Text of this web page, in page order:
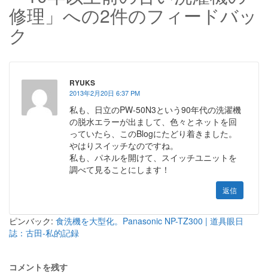
修理」への2件のフィードバッ
ク
RYUKS
2013年2月20日 6:37 PM
私も、日立のPW-50N3という90年代の洗濯機
の脱水エラーが出まして、色々とネットを回
っていたら、このBlogにたどり着きました。
やはりスイッチなのですね。
私も、パネルを開けて、スイッチユニットを
調べて見ることにします！
返信
ピンバック: 食洗機を大型化。Panasonic NP-TZ300 | 道具眼日
誌：古田-私的記録
コメントを残す